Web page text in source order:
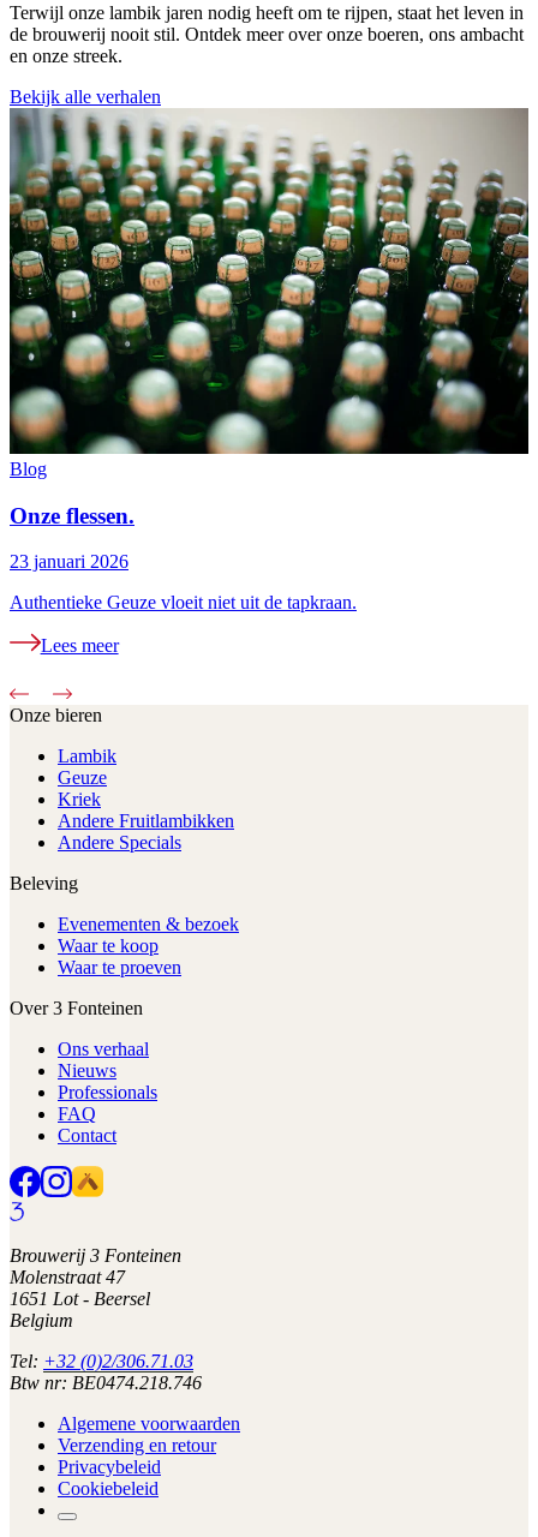
Terwijl onze lambik jaren nodig heeft om te rijpen, staat het leven in
de brouwerij nooit stil. Ontdek meer over onze boeren, ons ambacht
en onze streek.
Bekijk alle verhalen
Blog
Onze flessen.
23 januari 2026
Authentieke Geuze vloeit niet uit de tapkraan.
Lees meer
Onze bieren
Lambik
Geuze
Kriek
Andere Fruitlambikken
Andere Specials
Beleving
Evenementen & bezoek
Waar te koop
Waar te proeven
Over 3 Fonteinen
Ons verhaal
Nieuws
Professionals
FAQ
Contact
Brouwerij 3 Fonteinen
Molenstraat 47
1651 Lot - Beersel
Belgium
Tel: +32 (0)2/306.71.03
Btw nr: BE0474.218.746
Algemene voorwaarden
Verzending en retour
Privacybeleid
Cookiebeleid